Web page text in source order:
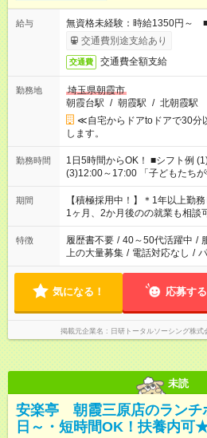
給与
無資格未経験：時給1350円～
交通費別途支給あり
交通費 交通費全額支給
勤務地
埼玉県朝霞市
朝霞台駅 / 朝霞駅 / 北朝霞駅
≪自宅からドアtoドアで30分
します。
勤務時間
1日5時間からOK！ ■シフト例 (1)8:00～13:00 (2)10:00～15:00
(3)12:00～17:00 「子どもたちが学校に行く間だけ働きたい」
「余裕を持って夕飯の準備がし
はプライベートの時間にした
いね。 ※Wワーク希望の方へ 今ご覧のお仕事で希望する勤務時
間と、もう1つのお仕事の勤務
場合は応募できません。
期間
【積極採用中！】＊1年以上勤
1ヶ月、2か月後のの就業も相談
特徴 履歴書不要 / 40～50代活躍中 /
上の大量募集 / 電話対応なし /
気になる！ 応募する
掲載元企業名 日研トータルソーシング株
未読
安楽亭 朝霞三原店のランチ
日～・短時間OK！扶養内可